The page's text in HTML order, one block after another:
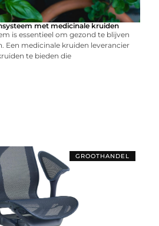
met medicinale kruiden
is essentieel om gezond te blijven
Een medicinale kruiden leverancier
te bieden die
GROOTHANDEL